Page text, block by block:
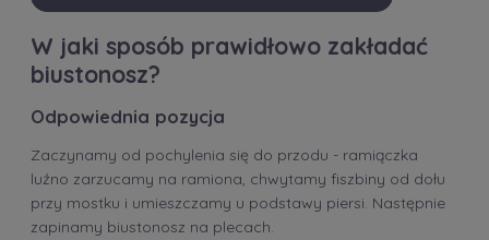
W jaki sposób prawidłowo zakładać
biustonosz?
Odpowiednia pozycja
Zaczynamy od pochylenia się do przodu - ramiączka
luźno zarzucamy na ramiona, chwytamy fiszbiny od dołu
przy mostku i umieszczamy u podstawy piersi. Następnie
zapinamy biustonosz na plecach.